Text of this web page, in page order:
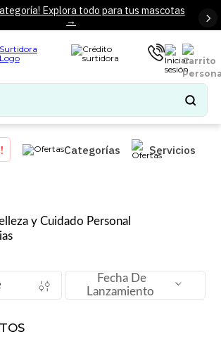
Explora todo para tus mascotas
→
BUSCADOS
Categorías Servicios
y Cuidado Personal
Fecha De
Lanzamiento